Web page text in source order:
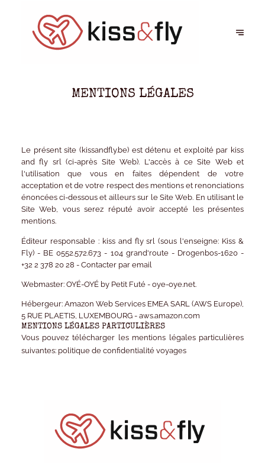
MENTIONS LÉGALES
Le présent site (kissandfly.be) est détenu et exploité par kiss
and fly srl (ci-après Site Web). L'accès à ce Site Web et
l'utilisation que vous en faites dépendent de votre
acceptation et de votre respect des mentions et renonciations
énoncées ci-dessous et ailleurs sur le Site Web. En utilisant le
Site Web, vous serez réputé avoir accepté les présentes
mentions.
Éditeur responsable :kiss and fly srl (sous l'enseigne: Kiss &
Fly) - BE 0552.572.673 - 104 grand'route - Drogenbos-1620 -
+32 2 378 20 28 - Contacter par email
Webmaster: OYÉ-OYÉ by Petit Futé - oye-oye.net.
Hébergeur: Amazon Web Services EMEA SARL (AWS Europe),
5 RUE PLAETIS, LUXEMBOURG - aws.amazon.com
MENTIONS LÉGALES PARTICULIÈRES
Vous pouvez télécharger les mentions légales particulières
suivantes: politique de confidentialité voyages